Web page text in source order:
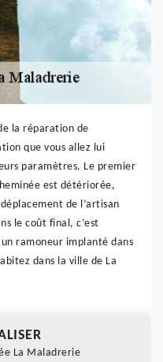
la réparation de
que vous allez lui
paramètres. Le premier
est détériorée,
de l’artisan
le coût final, c’est
ramoneur implanté dans
dans la ville de La
La Maladrerie